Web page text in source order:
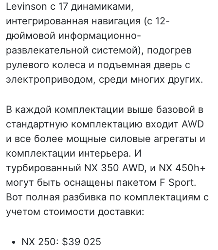
Levinson с 17 динамиками,
интегрированная навигация (с 12-
дюймовой информационно-
развлекательной системой), подогрев
рулевого колеса и подъемная дверь с
электроприводом, среди многих других.
В каждой комплектации выше базовой в
стандартную комплектацию входит AWD
и все более мощные силовые агрегаты и
комплектации интерьера. И
турбированный NX 350 AWD, и NX 450h+
могут быть оснащены пакетом F Sport.
Вот полная разбивка по комплектациям с
учетом стоимости доставки:
NX 250: $39 025